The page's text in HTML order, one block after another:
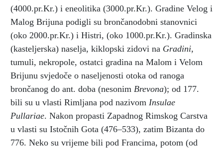
(4000.pr.Kr.) i eneolitika (3000.pr.Kr.). Gradine Velog i
Malog Brijuna podigli su brončanodobni stanovnici
(oko 2000.pr.Kr.) i Histri, (oko 1000.pr.Kr.). Gradinska
(kasteljerska) naselja, kiklopski zidovi na Gradini,
tumuli, nekropole, ostatci gradina na Malom i Velom
Brijunu svjedoče o naseljenosti otoka od ranoga
brončanog do ant. doba (nesonim Brevona); od 177.
bili su u vlasti Rimljana pod nazivom Insulae
Pullariae. Nakon propasti Zapadnog Rimskog Carstva
u vlasti su Istočnih Gota (476–533), zatim Bizanta do
776. Neko su vrijeme bili pod Francima, potom (od